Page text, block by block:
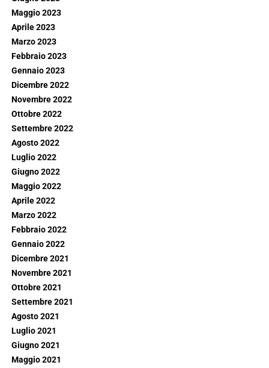
Maggio 2023
Aprile 2023
Marzo 2023
Febbraio 2023
Gennaio 2023
Dicembre 2022
Novembre 2022
Ottobre 2022
Settembre 2022
Agosto 2022
Luglio 2022
Giugno 2022
Maggio 2022
Aprile 2022
Marzo 2022
Febbraio 2022
Gennaio 2022
Dicembre 2021
Novembre 2021
Ottobre 2021
Settembre 2021
Agosto 2021
Luglio 2021
Giugno 2021
Maggio 2021